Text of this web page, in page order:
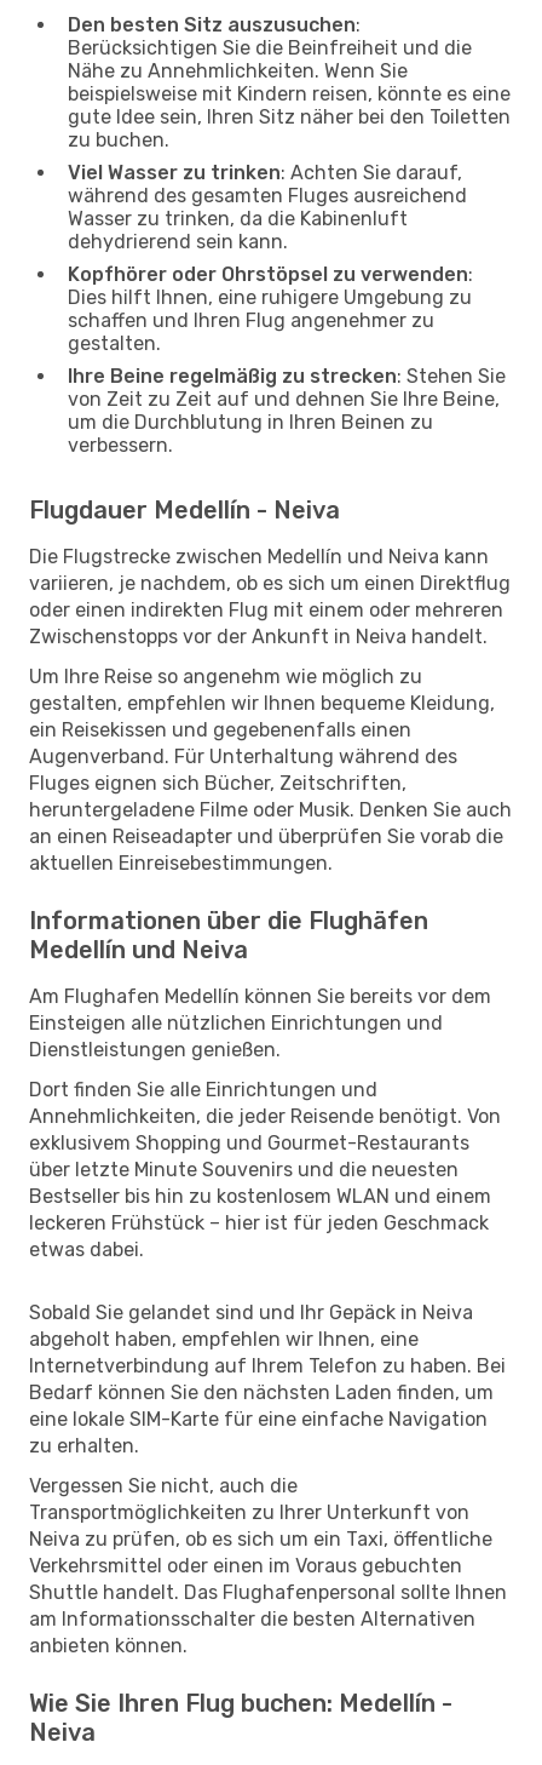
Den besten Sitz auszusuchen:
Berücksichtigen Sie die Beinfreiheit und die
Nähe zu Annehmlichkeiten. Wenn Sie
beispielsweise mit Kindern reisen, könnte es eine
gute Idee sein, Ihren Sitz näher bei den Toiletten
zu buchen.
Viel Wasser zu trinken: Achten Sie darauf,
während des gesamten Fluges ausreichend
Wasser zu trinken, da die Kabinenluft
dehydrierend sein kann.
Kopfhörer oder Ohrstöpsel zu verwenden:
Dies hilft Ihnen, eine ruhigere Umgebung zu
schaffen und Ihren Flug angenehmer zu
gestalten.
Ihre Beine regelmäßig zu strecken: Stehen Sie
von Zeit zu Zeit auf und dehnen Sie Ihre Beine,
um die Durchblutung in Ihren Beinen zu
verbessern.
Flugdauer Medellín - Neiva
Die Flugstrecke zwischen Medellín und Neiva kann
variieren, je nachdem, ob es sich um einen Direktflug
oder einen indirekten Flug mit einem oder mehreren
Zwischenstopps vor der Ankunft in Neiva handelt.
Um Ihre Reise so angenehm wie möglich zu
gestalten, empfehlen wir Ihnen bequeme Kleidung,
ein Reisekissen und gegebenenfalls einen
Augenverband. Für Unterhaltung während des
Fluges eignen sich Bücher, Zeitschriften,
heruntergeladene Filme oder Musik. Denken Sie auch
an einen Reiseadapter und überprüfen Sie vorab die
aktuellen Einreisebestimmungen.
Informationen über die Flughäfen
Medellín und Neiva
Am Flughafen Medellín können Sie bereits vor dem
Einsteigen alle nützlichen Einrichtungen und
Dienstleistungen genießen.
Dort finden Sie alle Einrichtungen und
Annehmlichkeiten, die jeder Reisende benötigt. Von
exklusivem Shopping und Gourmet-Restaurants
über letzte Minute Souvenirs und die neuesten
Bestseller bis hin zu kostenlosem WLAN und einem
leckeren Frühstück – hier ist für jeden Geschmack
etwas dabei.
Sobald Sie gelandet sind und Ihr Gepäck in Neiva
abgeholt haben, empfehlen wir Ihnen, eine
Internetverbindung auf Ihrem Telefon zu haben. Bei
Bedarf können Sie den nächsten Laden finden, um
eine lokale SIM-Karte für eine einfache Navigation
zu erhalten.
Vergessen Sie nicht, auch die
Transportmöglichkeiten zu Ihrer Unterkunft von
Neiva zu prüfen, ob es sich um ein Taxi, öffentliche
Verkehrsmittel oder einen im Voraus gebuchten
Shuttle handelt. Das Flughafenpersonal sollte Ihnen
am Informationsschalter die besten Alternativen
anbieten können.
Wie Sie Ihren Flug buchen: Medellín -
Neiva